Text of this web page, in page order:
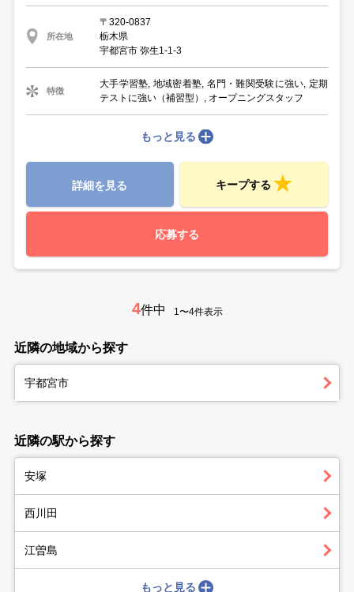
所在地
〒320-0837
栃木県
宇都宮市 弥生1-1-3
特徴
大手学習塾, 地域密着塾, 名門・難関受験に強い, 定期
テストに強い（補習型）, オープニングスタッフ
もっと見る
詳細を見る キープする
応募する
4件中 1〜4件表示
近隣の地域から探す
宇都宮市
近隣の駅から探す
安塚
西川田
江曽島
もっと見る